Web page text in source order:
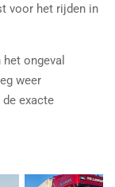
voor het rijden in
ongeval
weer
exacte